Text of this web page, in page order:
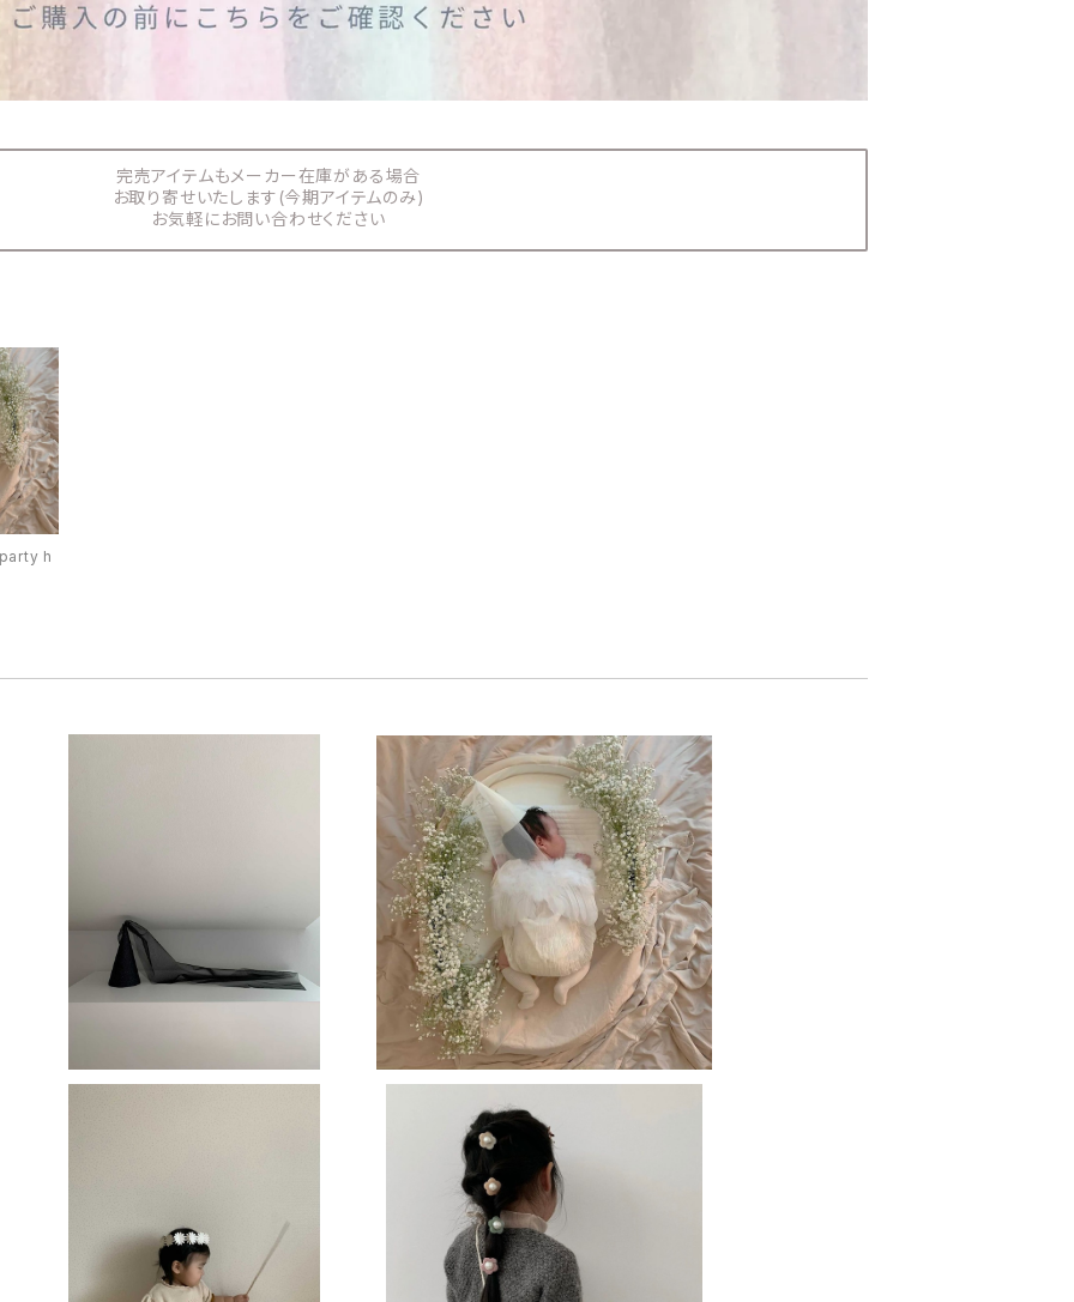
完売アイテムもメーカー在庫がある場合
お取り寄せいたします(今期アイテムのみ)
お気軽にお問い合わせください
party h
¥2,000
【即納】mini Fairy party hat (ivor
y)
¥1,500
【即納】Daisy crown
¥1,400
【即納】Margaret hairband ヘアゴ
ム
¥800